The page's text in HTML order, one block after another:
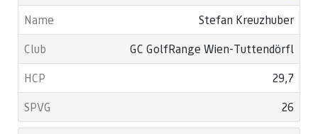
Stefan Kreuzhuber
GC GolfRange Wien-Tuttendörfl
29,7
26